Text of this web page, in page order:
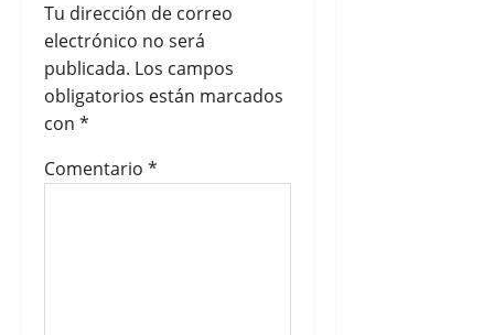
e
e
n
t
r
Tu dirección de correo
electrónico no será
publicada. Los campos
obligatorios están marcados
con *
Comentario *